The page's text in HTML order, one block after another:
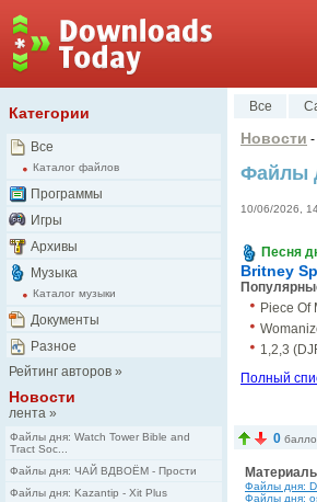
Категории
Все
Каталог файлов
Программы
Игры
Архивы
Музыка
Каталог музыки
Документы
Разное
Рейтинг авторов »
Новости
лента »
Файлы дня: Watch Tower Bible and
Tract Soc...
Файлы дня: ЧАЙ ВДВОЁМ - Прости
Файлы дня: Kazantip - Xit Plus
Все
Новости -
Файлы
10/06/2026,
Песня
Britney
Piece Of
1,2,3
Полный
0
Файлы дня:
Файлы дня: